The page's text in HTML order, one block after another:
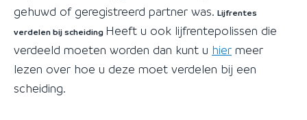
gehuwd of geregistreerd partner was. Lijfrentes
verdelen bij scheiding Heeft u ook lijfrentepolissen die
verdeeld moeten worden dan kunt u hier meer
lezen over hoe u deze moet verdelen bij een
scheiding.